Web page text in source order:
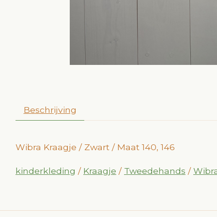
Beschrijving
Wibra Kraagje / Zwart / Maat 140, 146
kinderkleding / Kraagje / Tweedehands /